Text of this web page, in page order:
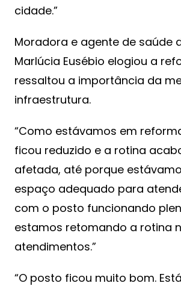
cidade.”
Moradora e agente de saúde
Marlúcia Eusébio elogiou a
ressaltou a importância da
infraestrutura.
“Como estávamos em
ficou reduzido e a rotina
afetada, até porque
espaço adequado para
com o posto funcionando
estamos retomando a rotina
atendimentos.”
“O posto ficou muito bom.